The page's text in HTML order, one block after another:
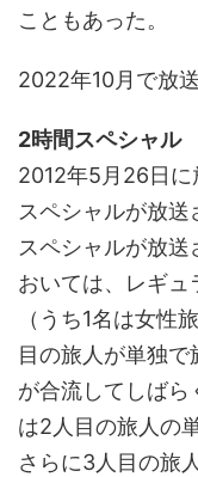
こともあった。
2022年10月で放
2時間スペシャル
2012年5月26日に
スペシャルが放
スペシャルが放
おいては、レギ
（うち1名は女性
目の旅人が単独で
が合流してしば
は2人目の旅人の
さらに3人目の旅